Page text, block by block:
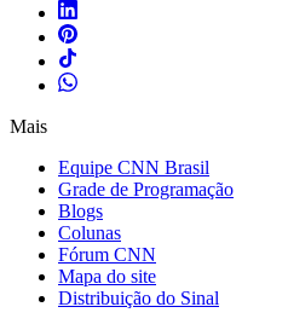
Mais
Equipe CNN Brasil
Grade de Programação
Blogs
Colunas
Fórum CNN
Mapa do site
Distribuição do Sinal